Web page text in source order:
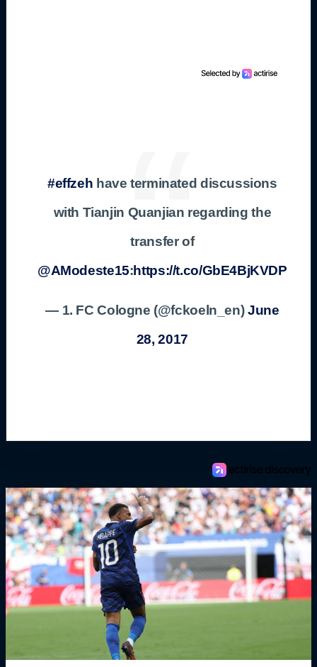
#effzeh have terminated discussions
with Tianjin Quanjian regarding the
transfer of
@AModeste15:https://t.co/GbE4BjKVDP
— 1. FC Cologne (@fckoeln_en)June
28, 2017